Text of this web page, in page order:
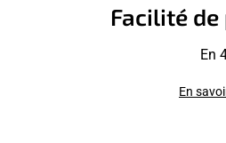
Facilité
En
En